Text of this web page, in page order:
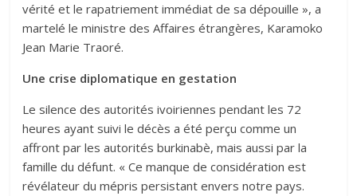
vérité et le rapatriement immédiat de sa dépouille », a
martelé le ministre des Affaires étrangères, Karamoko
Jean Marie Traoré.
Une crise diplomatique en gestation
Le silence des autorités ivoiriennes pendant les 72
heures ayant suivi le décès a été perçu comme un
affront par les autorités burkinabè, mais aussi par la
famille du défunt. « Ce manque de considération est
révélateur du mépris persistant envers notre pays.